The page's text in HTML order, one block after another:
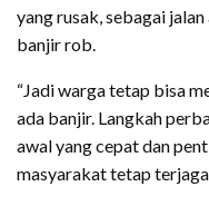
yang rusak, sebagai
banjir rob.
“Jadi warga tetap bisa
ada banjir. Langkah
awal yang cepat dan
masyarakat tetap